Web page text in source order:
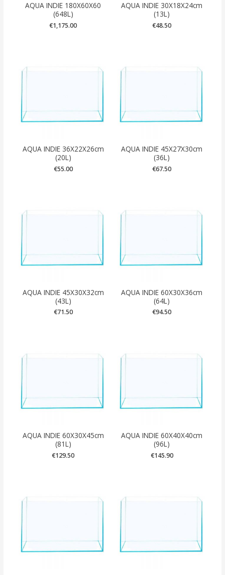
AQUA INDIE 180X60X60
(648L)
€1,175.00
AQUA INDIE 30X18X24cm
(13L)
€48.50
AQUA INDIE 36X22X26cm
(20L)
€55.00
AQUA INDIE 45X27X30cm
(36L)
€67.50
AQUA INDIE 45X30X32cm
(43L)
€71.50
AQUA INDIE 60X30X36cm
(64L)
€94.50
AQUA INDIE 60X30X45cm
(81L)
€129.50
AQUA INDIE 60X40X40cm
(96L)
€145.90